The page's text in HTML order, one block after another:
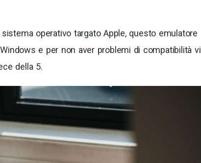
operativo targato Apple, questo emulatore
e per non aver problemi di compatibilità vi
della 5.